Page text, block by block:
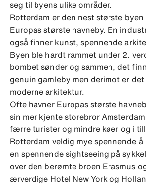
seg til byens ulike områder.
Rotterdam er den nest største byen
Europas største havneby. En
også finner kunst, spennende
Byen ble hardt rammet under 2.
bombet sønder og sammen, det
genuin gamleby men derimot er
moderne arkitektur.
Ofte havner Europas største
sin mer kjente storebror
færre turister og mindre køer og i
Rotterdam veldig mye spennende å
en spennende sightseeing på
over den berømte broen Erasmus
ærverdige Hotel New York og